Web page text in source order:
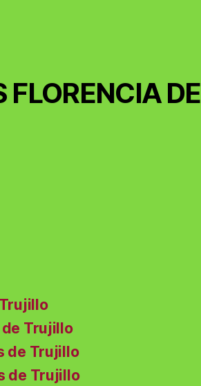
DE
de Trujillo
de Trujillo
de Trujillo